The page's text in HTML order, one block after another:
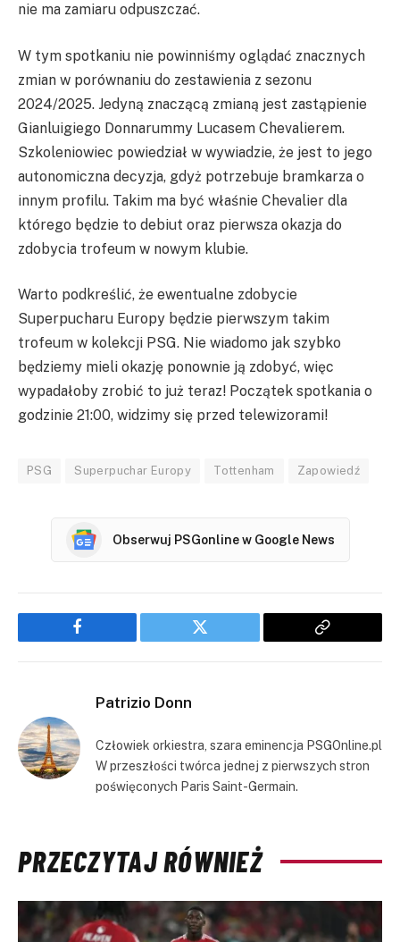
nie ma zamiaru odpuszczać.
W tym spotkaniu nie powinniśmy oglądać znacznych
zmian w porównaniu do zestawienia z sezonu
2024/2025. Jedyną znaczącą zmianą jest zastąpienie
Gianluigiego Donnarummy Lucasem Chevalierem.
Szkoleniowiec powiedział w wywiadzie, że jest to jego
autonomiczna decyzja, gdyż potrzebuje bramkarza o
innym profilu. Takim ma być właśnie Chevalier dla
którego będzie to debiut oraz pierwsza okazja do
zdobycia trofeum w nowym klubie.
Warto podkreślić, że ewentualne zdobycie
Superpucharu Europy będzie pierwszym takim
trofeum w kolekcji PSG. Nie wiadomo jak szybko
będziemy mieli okazję ponownie ją zdobyć, więc
wypadałoby zrobić to już teraz! Początek spotkania o
godzinie 21:00, widzimy się przed telewizorami!
PSG Superpuchar Europy Tottenham Zapowiedź
Obserwuj PSGonline w Google News
Facebook Twitter
Copy
Patrizio Donn
Człowiek orkiestra, szara eminencja PSGOnline.pl
W przeszłości twórca jednej z pierwszych stron
poświęconych Paris Saint-Germain.
PRZECZYTAJ RÓWNIEŻ